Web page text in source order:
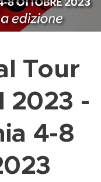
Tour
2023 -
4-8
Il
Prima di
via il film